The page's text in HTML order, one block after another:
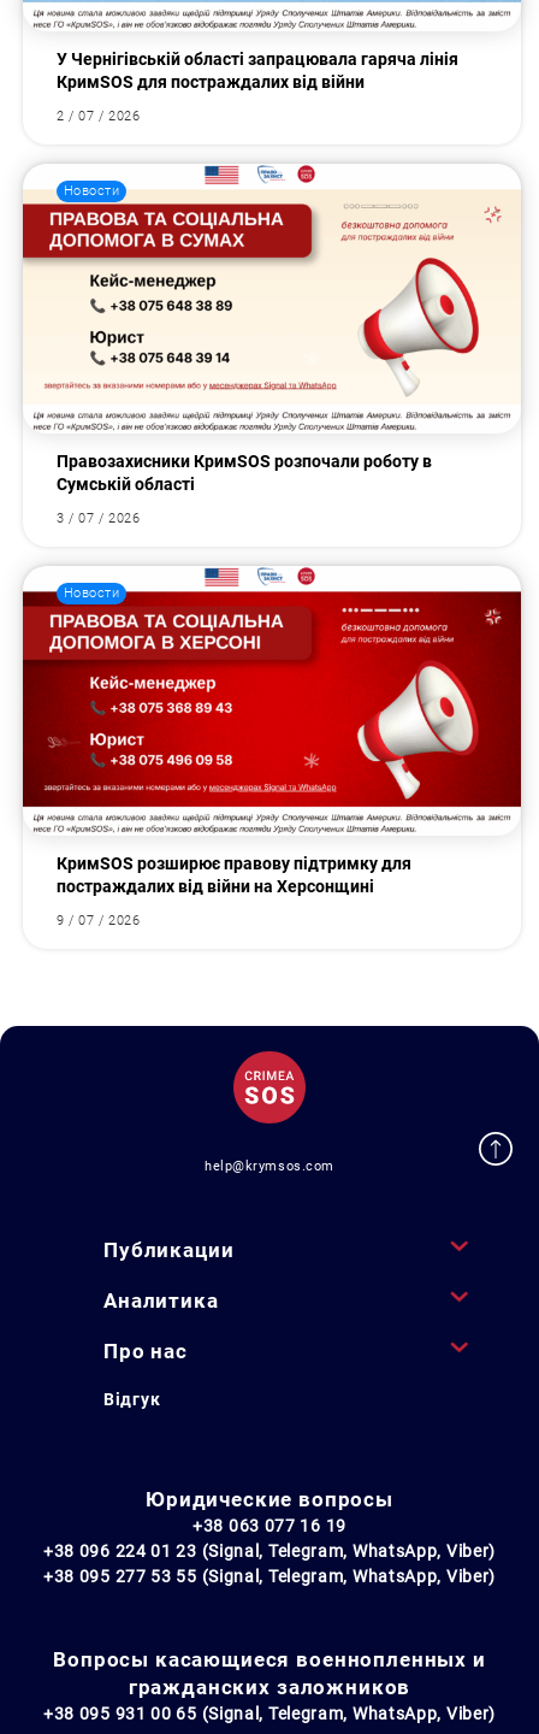
У Чернігівській області запрацювала гаряча лінія
КримSOS для постраждалих від війни
2 / 07 / 2026
Новости
Правозахисники КримSOS розпочали роботу в
Сумській області
3 / 07 / 2026
Новости
КримSOS розширює правову підтримку для
постраждалих від війни на Херсонщині
9 / 07 / 2026
help@krymsos.com
Публикации
Аналитика
Про нас
Відгук
Юридические вопросы
+38 063 077 16 19
+38 096 224 01 23 (Signal, Telegram, WhatsApp, Viber)
+38 095 277 53 55 (Signal, Telegram, WhatsApp, Viber)
Вопросы касающиеся военнопленных и
гражданских заложников
+38 095 931 00 65 (Signal, Telegram, WhatsApp, Viber)